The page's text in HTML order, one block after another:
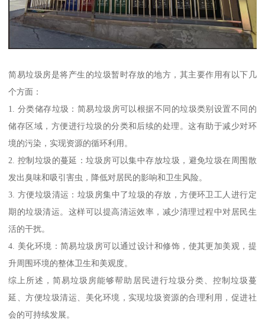
简易垃圾房是将产生的垃圾暂时存放的地方，其主要作用有以下几
个方面：
1. 分类储存垃圾：简易垃圾房可以根据不同的垃圾类别设置不同的
储存区域，方便进行垃圾的分类和后续的处理。这有助于减少对环
境的污染，实现资源的循环利用。
2. 控制垃圾的蔓延：垃圾房可以集中存放垃圾，避免垃圾在周围散
发出臭味和吸引害虫，降低对居民的影响和卫生风险。
3. 方便垃圾清运：垃圾房集中了垃圾的存放，方便环卫工人进行定
期的垃圾清运。这样可以提高清运效率，减少清理过程中对居民生
活的干扰。
4. 美化环境：简易垃圾房可以通过设计和修饰，使其更加美观，提
升周围环境的整体卫生和美观度。
综上所述，简易垃圾房能够帮助居民进行垃圾分类、控制垃圾蔓
延、方便垃圾清运、美化环境，实现垃圾资源的合理利用，促进社
会的可持续发展。